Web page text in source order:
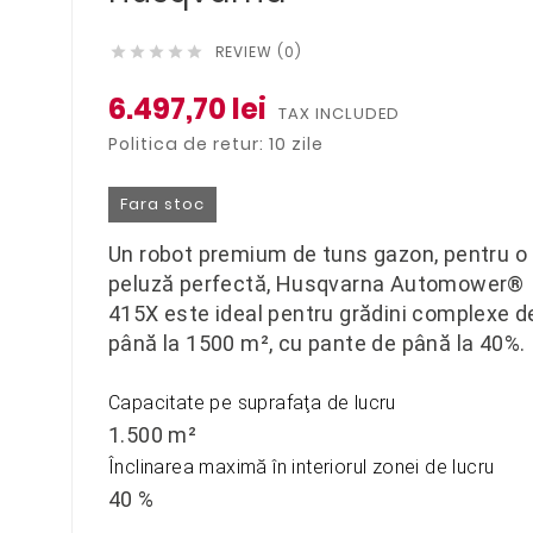
     REVIEW (0)
6.497,70 lei TAX INCLUDED
Politica de retur: 10 zile
Fara stoc
Un robot premium de tuns gazon, pentru o
peluză perfectă, Husqvarna Automower®
415X este ideal pentru grădini complexe
până la 1500 m², cu pante de până la 40%.
Capacitate pe suprafaţa de lucru
1.500 m²
Înclinarea maximă în interiorul zonei de lucru
40 %